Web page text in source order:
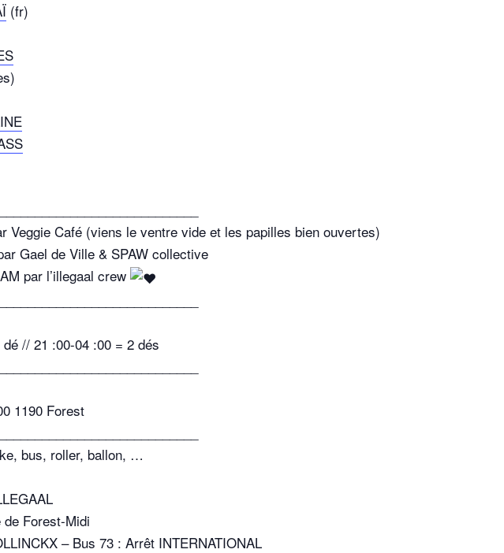
(fr)
Veggie Café (viens le ventre vide et les papilles bien ouvertes)
Gael de Ville & SPAW collective
par l’illegaal crew
// 21 :00-04 :00 = 2 dés
1190 Forest
bus, roller, ballon, …
Forest-Midi
– Bus 73 : Arrêt INTERNATIONAL